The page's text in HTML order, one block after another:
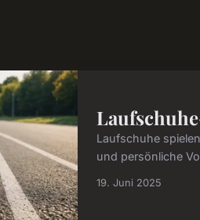
Laufschuhe
und persönliche
19. Juni 2025